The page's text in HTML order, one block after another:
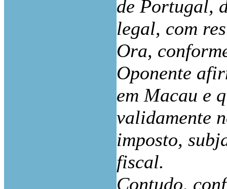
de Portugal,
legal, com
Ora,
Oponente
em Macau e
validamente
imposto,
fiscal.
Contudo,